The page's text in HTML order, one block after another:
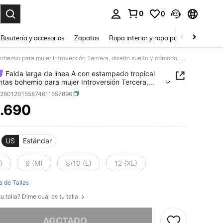
0 0
Bisutería y accesorios Zapatos Ropa interior y ropa para dormir
Falda larga de línea A con estampado tropical de plantas bohemio para mujer Introversión Tercera, diseño suelto y cómodo, con abertura lateral, para primavera/verano
Falda larga de línea A con estampado tropical
bohemio para mujer Introversión Tercera,
suelto y cómodo, con abertura lateral, para
verano
AND AVAILABILITY
US Estándar
6 (M) 8/10 (L) 12 (XL)
de Tallas
talla? Dime cuál es tu talla
AGOTADO
este producto está agotado.